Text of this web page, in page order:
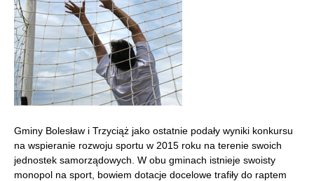
Gminy Bolesław i Trzyciąż jako ostatnie podały wyniki konkursu
na wspieranie rozwoju sportu w 2015 roku na terenie swoich
jednostek samorządowych. W obu gminach istnieje swoisty
monopol na sport, bowiem dotacje docelowe trafiły do raptem